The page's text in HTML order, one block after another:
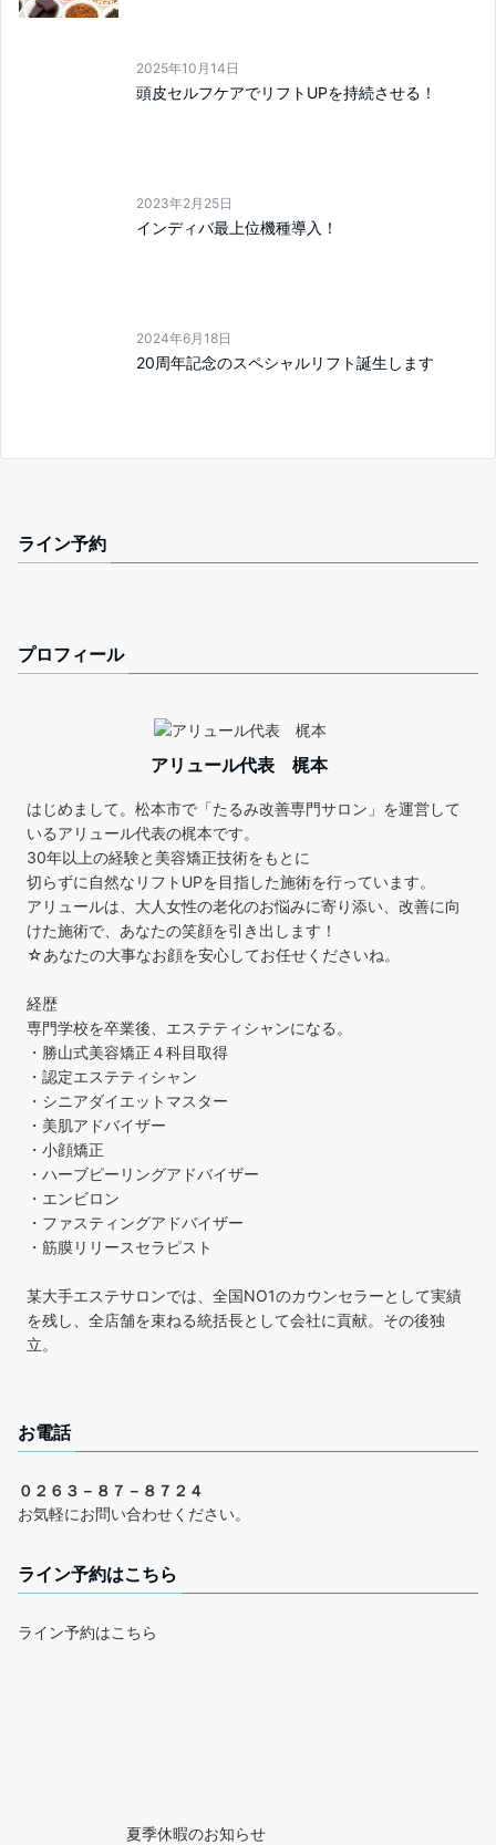
2025年10月14日
頭皮セルフケアでリフトUPを持続させる！
2023年2月25日
インディバ最上位機種導入！
2024年6月18日
20周年記念のスペシャルリフト誕生します
ライン予約
プロフィール
アリュール代表 梶本
はじめまして。松本市で「たるみ改善専門サロン」を運営して
いるアリュール代表の梶本です。
30年以上の経験と美容矯正技術をもとに
切らずに自然なリフトUPを目指した施術を行っています。
アリュールは、大人女性の老化のお悩みに寄り添い、改善に向
けた施術で、あなたの笑顔を引き出します！
☆あなたの大事なお顔を安心してお任せくださいね。
経歴
専門学校を卒業後、エステティシャンになる。
・勝山式美容矯正４科目取得
・認定エステティシャン
・シニアダイエットマスター
・美肌アドバイザー
・小顔矯正
・ハーブピーリングアドバイザー
・エンビロン
・ファスティングアドバイザー
・筋膜リリースセラピスト
某大手エステサロンでは、全国NO1のカウンセラーとして実績
を残し、全店舗を束ねる統括長として会社に貢献。その後独
立。
お電話
０２６３－８７－８７２４
お気軽にお問い合わせください。
ライン予約はこちら
ライン予約はこちら
夏季休暇のお知らせ